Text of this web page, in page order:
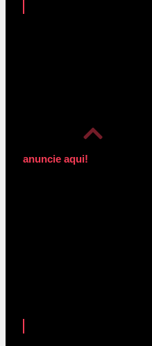
anuncie aqui!